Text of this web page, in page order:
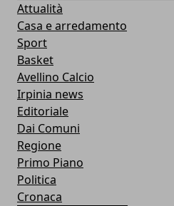
Attualità
Casa e arredamento
Sport
Basket
Avellino Calcio
Irpinia news
Editoriale
Dai Comuni
Regione
Primo Piano
Politica
Cronaca